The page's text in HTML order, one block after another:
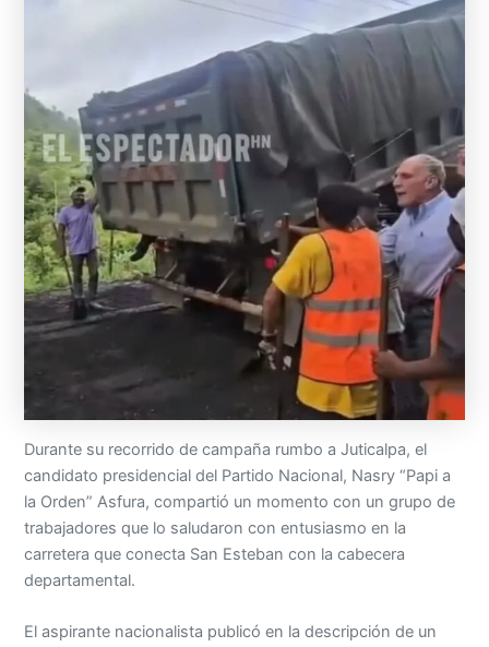
Durante su recorrido de campaña rumbo a Juticalpa, el
candidato presidencial del Partido Nacional, Nasry “Papi a
la Orden” Asfura, compartió un momento con un grupo de
trabajadores que lo saludaron con entusiasmo en la
carretera que conecta San Esteban con la cabecera
departamental.
El aspirante nacionalista publicó en la descripción de un